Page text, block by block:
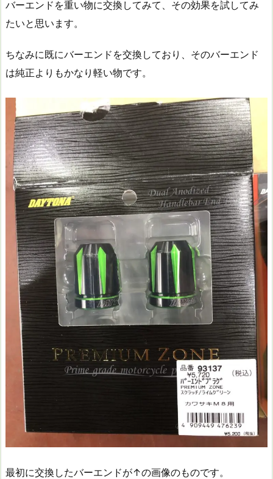
バーエンドを重い物に交換してみて、その効果を試してみ
たいと思います。
ちなみに既にバーエンドを交換しており、そのバーエンド
は純正よりもかなり軽い物です。
最初に交換したバーエンドが↑の画像のものです。